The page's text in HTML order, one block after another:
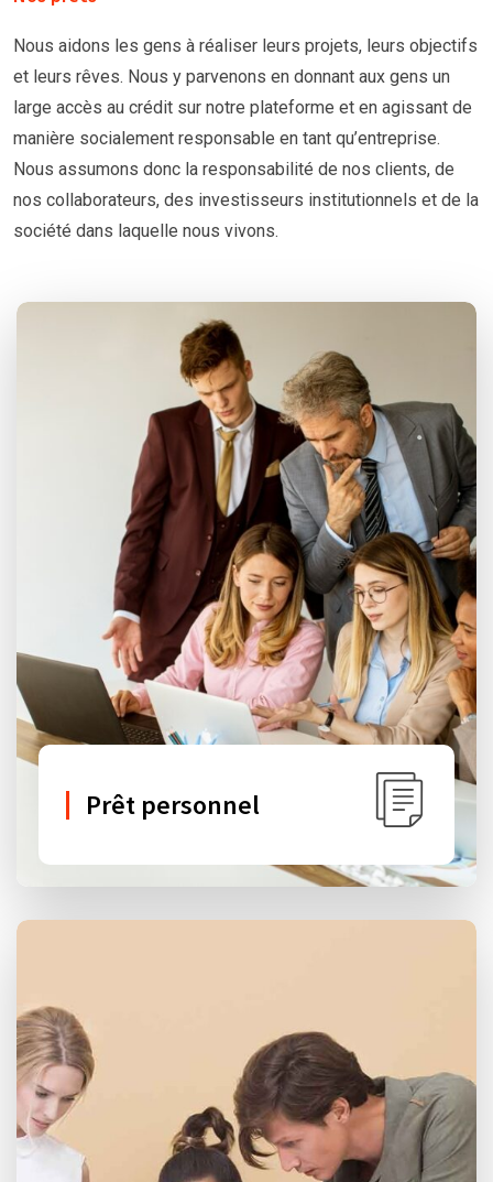
Nous aidons les gens à réaliser leurs projets, leurs objectifs
et leurs rêves. Nous y parvenons en donnant aux gens un
large accès au crédit sur notre plateforme et en agissant de
manière socialement responsable en tant qu’entreprise.
Nous assumons donc la responsabilité de nos clients, de
nos collaborateurs, des investisseurs institutionnels et de la
société dans laquelle nous vivons.
Prêt personnel